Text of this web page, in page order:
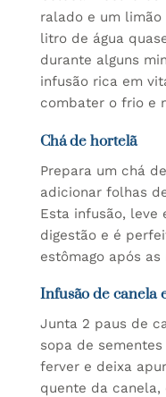
ralado e um
litro de água
durante alguns
infusão rica em
combater o frio e
Chá de hortelã
Prepara um chá
adicionar folhas
Esta infusão, leve
digestão e é
estômago após as
Infusão de canela
Junta 2 paus de
sopa de
ferver e deixa
quente da